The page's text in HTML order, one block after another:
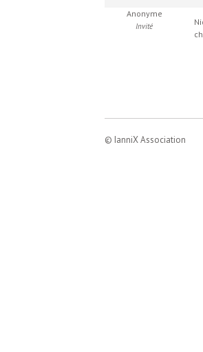
Anonyme
Invité
© IanniX Association